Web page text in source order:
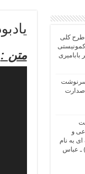
یادبود 18 تیر خونین 1378 حمله به کوی
متن :
طرح کلی
کمونیستی
بابامیری
سرنوشت
صدارت
و
به نام
“کنگره آزادی ایران” (۶) ـ عباس